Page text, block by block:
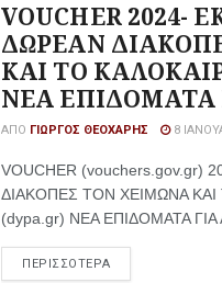
VOUCHER 2024-
ΔΩΡΕΑΝ
ΚΑΙ ΤΟ
ΝΕΑ ΕΠΙΔΟΜΑΤΑ
ΑΠΌ ΓΙΏΡΓΟΣ ΘΕΟΧΆΡΗΣ 8
VOUCHER (vouchers.gov.gr)
ΔΙΑΚΟΠΕΣ ΤΟΝ ΧΕΙΜΩΝΑ
(dypa.gr) ΝΕΑ ΕΠΙΔΟΜΑΤΑ ΓΙΑ
ΠΕΡΙΣΣΟΤΕΡΑ